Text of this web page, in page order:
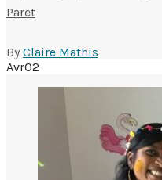
Paret
By Claire Mathis
Avr02